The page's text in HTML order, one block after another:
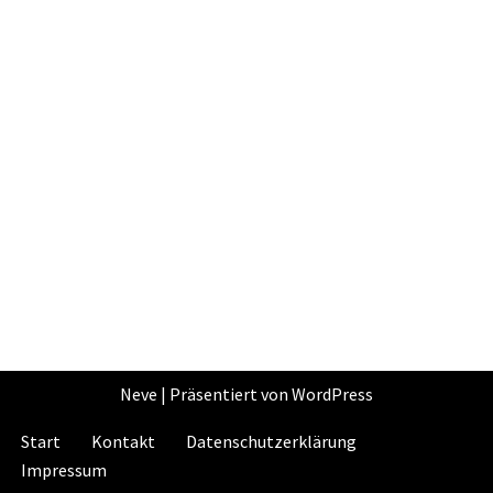
Neve | Präsentiert von WordPress
Start Kontakt
Datenschutzerklärung
Impressum